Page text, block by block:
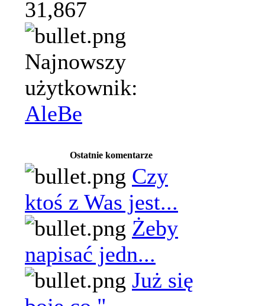
31,867
Najnowszy
użytkownik:
AleBe
Ostatnie komentarze
Czy
ktoś z Was jest...
Żeby
napisać jedn...
Już się